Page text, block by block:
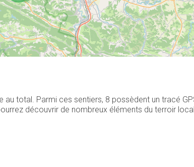
total. Parmi ces sentiers, 8 possèdent un tracé
découvrir de nombreux éléments du terroir